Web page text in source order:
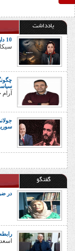
یادداشت
10 دلیلی که بر اساس آنها ایران پیروز جنگ با آمریکا/اسرائیل است!
گفتگو
در